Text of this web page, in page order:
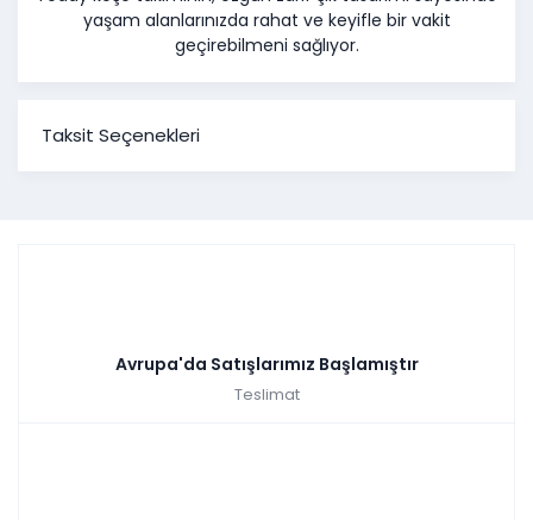
yaşam alanlarınızda rahat ve keyifle bir vakit
geçirebilmeni sağlıyor.
Taksit Seçenekleri
Avrupa'da Satışlarımız Başlamıştır
Teslimat